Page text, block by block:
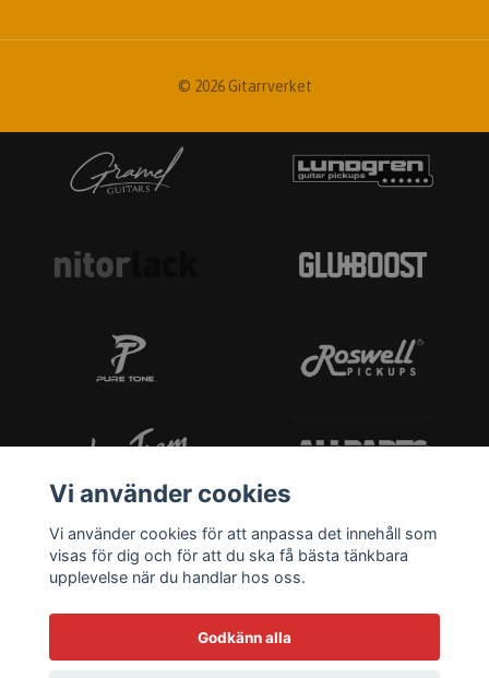
© 2026 Gitarrverket
Vi använder cookies
Vi använder cookies för att anpassa det innehåll som
visas för dig och för att du ska få bästa tänkbara
upplevelse när du handlar hos oss.
Godkänn alla